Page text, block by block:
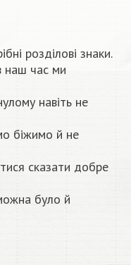
розділові знаки.
наш час ми
навіть не
біжимо й не
сказати добре
було й